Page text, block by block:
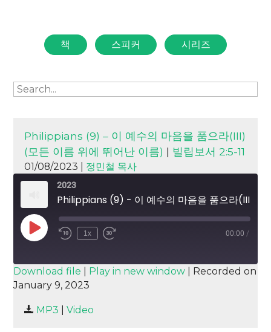
책 스피커 시리즈
Philippians (9) – 이 예수의 마음을 품으라(III)
(모든 이름 위에 뛰어난 이름) | 빌립보서 2:5-11
01/08/2023 | 정민철 목사
2023
Play
Episode
1x 00:00 /
SUBSCRIBE SHARE
SHARE
LINK
Download file Play in new window
Recorded on
January 9, 2023
MP3 Video